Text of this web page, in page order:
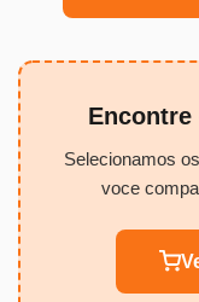
Selecionamos
voce